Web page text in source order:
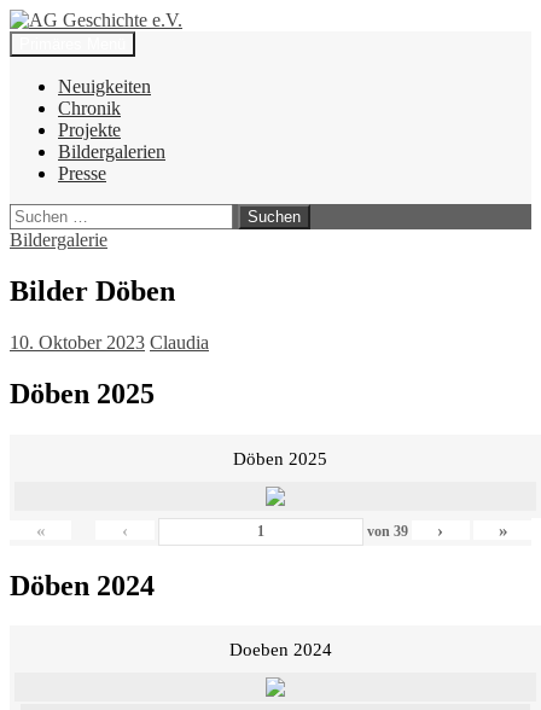
Zum
Inhalt
springen
AG Geschichte e.V.
Suchen
Neuigkeiten
Chronik
Projekte
Bildergalerien
Presse
Suchen
nach:
Bildergalerie
Bilder Döben
10. Oktober 2023 Claudia
Döben 2025
Döben 2025
« ‹ von 39 › »
Döben 2024
Doeben 2024